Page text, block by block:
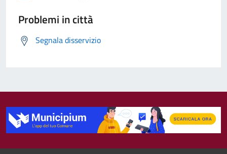
Problemi in città
Segnala disservizio